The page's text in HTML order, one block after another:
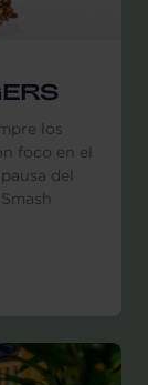
los
foco en el
del